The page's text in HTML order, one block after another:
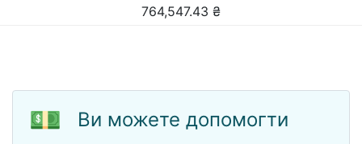
764,547.43 ₴
💵
Ви можете допомогти